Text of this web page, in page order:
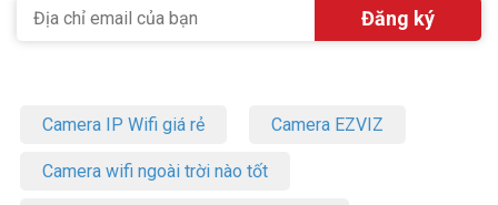
Camera IP Wifi giá rẻ Camera EZVIZ
Camera wifi ngoài trời nào tốt